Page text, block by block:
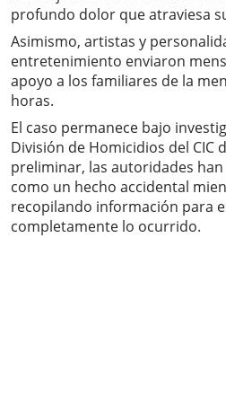
profundo dolor que atraviesa
Asimismo, artistas y
entretenimiento enviaron
apoyo a los familiares de la
horas.
El caso permanece bajo
División de Homicidios del CIC
preliminar, las autoridades
como un hecho accidental
recopilando información para
completamente lo ocurrido.